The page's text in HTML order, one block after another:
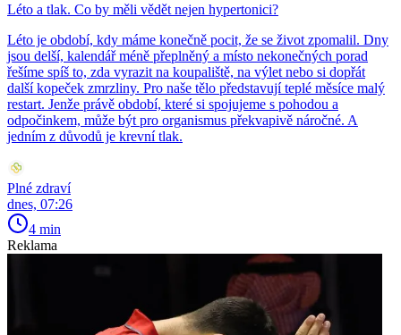
Léto a tlak. Co by měli vědět nejen hypertonici?
Léto je období, kdy máme konečně pocit, že se život zpomalil. Dny
jsou delší, kalendář méně přeplněný a místo nekonečných porad
řešíme spíš to, zda vyrazit na koupaliště, na výlet nebo si dopřát
další kopeček zmrzliny. Pro naše tělo představují teplé měsíce malý
restart. Jenže právě období, které si spojujeme s pohodou a
odpočinkem, může být pro organismus překvapivě náročné. A
jedním z důvodů je krevní tlak.
Plné zdraví
dnes, 07:26
4 min
Reklama